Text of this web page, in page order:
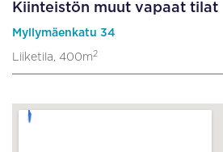
Kiinteistön muut vapaat tilat
Myllymäenkatu 34
Liiketila, 400m 2